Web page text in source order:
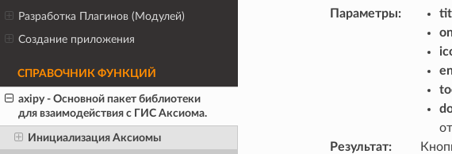
Разработка Плагинов (Модулей)
Создание приложения
СПРАВОЧНИК ФУНКЦИЙ
axipy - Основной пакет библиотеки
для взаимодействия с ГИС Аксиома.
Инициализация Аксиомы
Параметры:
Результат: